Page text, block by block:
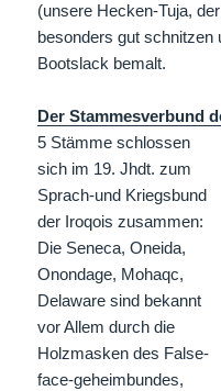
(unsere Hecken-Tuja,
besonders gut schnitzen
Bootslack bemalt.
Der Stammesverbund
5 Stämme schlossen
sich im 19. Jhdt. zum
Sprach-und Kriegsbund
der Iroqois zusammen:
Die Seneca, Oneida,
Onondage, Mohaqc,
Delaware sind bekannt
vor Allem durch die
Holzmasken des False-
face-geheimbundes,